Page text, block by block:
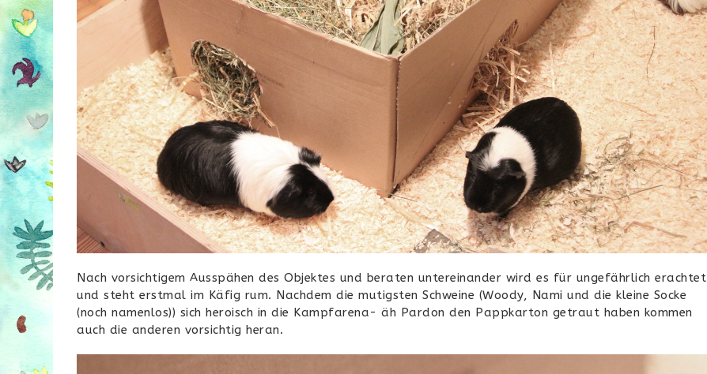
Nach vorsichtigem Ausspähen des Objektes und beraten untereinander wird es für ungefährlich erachtet
und steht erstmal im Käfig rum. Nachdem die mutigsten Schweine (Woody, Nami und die kleine Socke
(noch namenlos)) sich heroisch in die Kampfarena- äh Pardon den Pappkarton getraut haben kommen
auch die anderen vorsichtig heran.